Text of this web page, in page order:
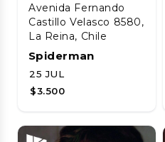
Avenida Fernando
Castillo Velasco 8580,
La Reina, Chile
Spiderman
25 JUL
$3.500